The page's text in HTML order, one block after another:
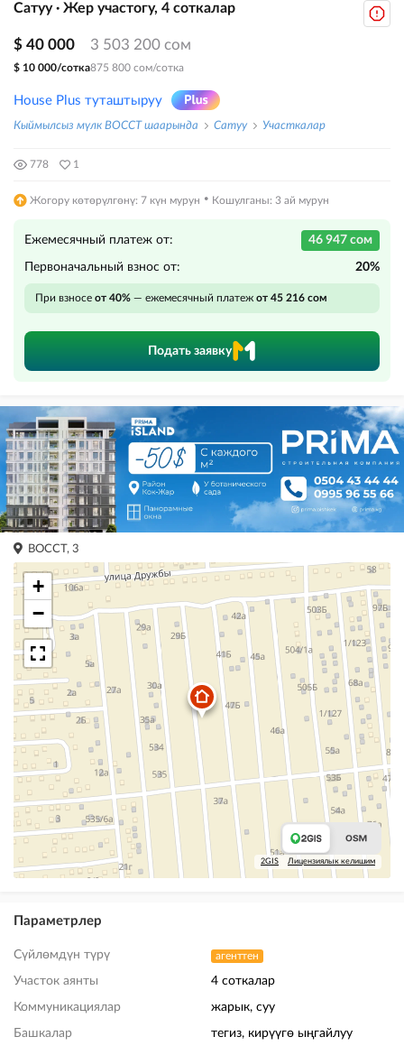
Сатуу · Жер участогу, 4 соткалар
$ 40 000 3 503 200 сом
$ 10 000/сотка875 800 сом/сотка
House Plus туташтыруу
Кыймылсыз мүлк ВОССТ шаарында Сатуу Участкалар
778 1
Жогору көтөрүлгөнү: 7 күн мурун · Кошулганы: 3 ай мурун
Ежемесячный платеж от: 46 947 сом
Первоначальный взнос от: 20%
При взносе от 40% — ежемесячный платеж от 45 216 сом
Подать заявку
ВОССТ, 3
+
−
2GIS Лицензиялык келишим
Параметрлер
Сүйлөмдүн түрү агенттен
Участок аянты 4 соткалар
Коммуникациялар жарык, суу
Башкалар тегиз, кирүүгө ыңгайлуу